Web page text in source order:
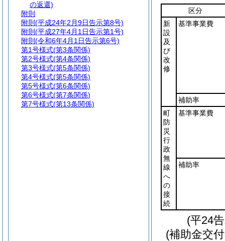
区分
新
設
及
び
改
修
基準事業費
補助率
町
防
災
行
政
無
線
へ
の
接
続
基準事業費
補助率
(平24
(補助金交
の返還)
附則
附則 (平成24年2月9日告示第8号)
附則 (平成27年4月1日告示第1号)
附則 (令和6年4月1日告示第6号)
第1号様式(第3条関係)
第2号様式(第4条関係)
第3号様式(第5条関係)
第4号様式(第5条関係)
第5号様式(第6条関係)
第6号様式(第7条関係)
第7号様式(第13条関係)